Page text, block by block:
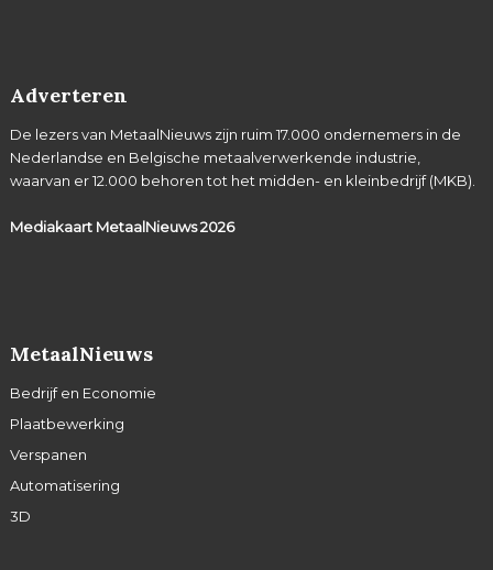
Adverteren
De lezers van MetaalNieuws zijn ruim 17.000 ondernemers in de
Nederlandse en Belgische metaalverwerkende industrie,
waarvan er 12.000 behoren tot het midden- en kleinbedrijf (MKB).
Mediakaart MetaalNieuws2026
MetaalNieuws
Bedrijf en Economie
Plaatbewerking
Verspanen
Automatisering
3D